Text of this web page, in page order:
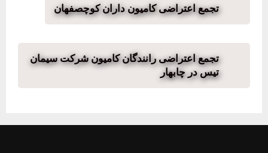
تجمع اعتراضی کامیون داران کوچصفهان
تجمع اعتراضی رانندگان کامیون شرکت سیمان
تیس در چابهار